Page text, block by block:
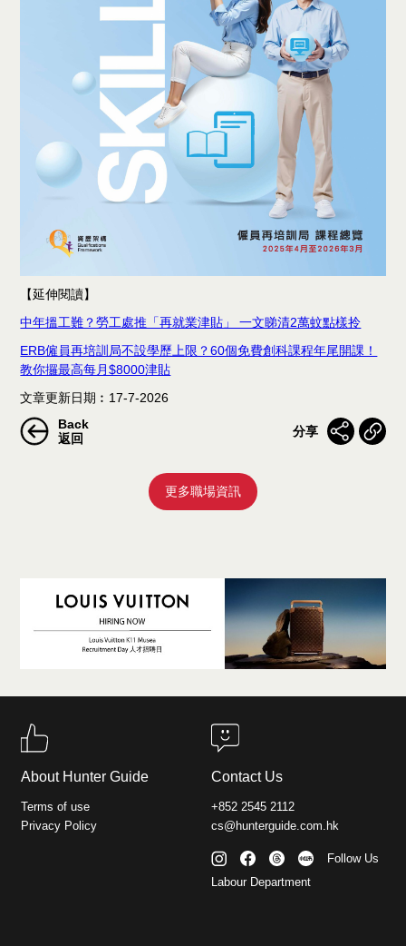
【延伸閱讀】
中年搵工難？勞工處推「再就業津貼」 一文睇清2萬蚊點樣拎
ERB僱員再培訓局不設學歷上限？60個免費創科課程年尾開課！
教你攞最高每月$8000津貼
文章更新日期︰17-7-2026
Back
返回
分享
更多職場資訊
About Hunter Guide
Terms of use
Privacy Policy
Contact Us
+852 2545 2112
cs@hunterguide.com.hk
Follow Us
Labour Department